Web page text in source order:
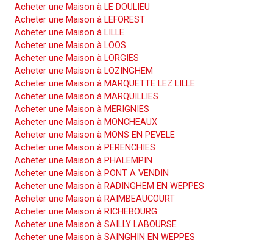
Acheter une Maison à LE DOULIEU
Acheter une Maison à LEFOREST
Acheter une Maison à LILLE
Acheter une Maison à LOOS
Acheter une Maison à LORGIES
Acheter une Maison à LOZINGHEM
Acheter une Maison à MARQUETTE LEZ LILLE
Acheter une Maison à MARQUILLIES
Acheter une Maison à MERIGNIES
Acheter une Maison à MONCHEAUX
Acheter une Maison à MONS EN PEVELE
Acheter une Maison à PERENCHIES
Acheter une Maison à PHALEMPIN
Acheter une Maison à PONT A VENDIN
Acheter une Maison à RADINGHEM EN WEPPES
Acheter une Maison à RAIMBEAUCOURT
Acheter une Maison à RICHEBOURG
Acheter une Maison à SAILLY LABOURSE
Acheter une Maison à SAINGHIN EN WEPPES